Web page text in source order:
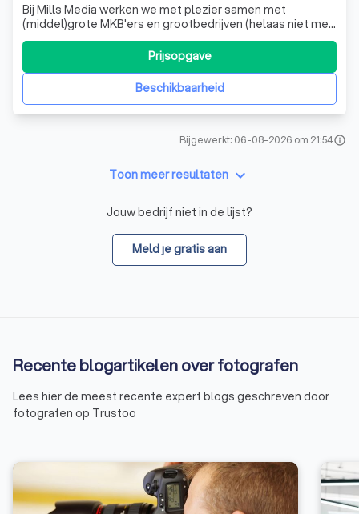
Bij Mills Media werken we met plezier samen met
(middel)grote MKB'ers en grootbedrijven (helaas niet met
particulieren). We duiken met passie en plezier in de
wereld van videoproductie. Wij zijn een creatief collectief
dat gespecialiseerd is in het tot leven brengen van jouw
merkverhaal door middeBeschikbaarheid
Prijsopgave
Bijgewerkt: 06-08-2026 om 21:54info
Toon meer resultaten keyboard_arrow_down
Jouw bedrijf niet in de lijst?
Meld je gratis aan
Recente blogartikelen over fotografen
Lees hier de meest recente expert blogs geschreven door
fotografen op Trustoo